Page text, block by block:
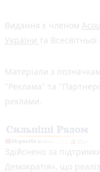
Видання є членом
України та
Матеріали з
"Реклама" та
реклами.
Здійснено за
Демократія», що